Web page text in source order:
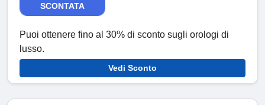
SCONTATA
Puoi ottenere fino al 30% di sconto sugli orologi di
lusso.
Vedi Sconto